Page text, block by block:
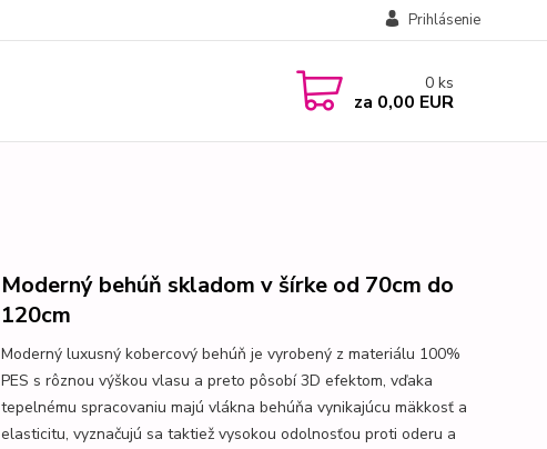
Prihlásenie
0 ks
za 0,00 EUR
Moderný behúň skladom v šírke od 70cm do
120cm
Moderný luxusný kobercový behúň je vyrobený z materiálu 100%
PES s rôznou výškou vlasu a preto pôsobí 3D efektom, vďaka
tepelnému spracovaniu majú vlákna behúňa vynikajúcu mäkkosť a
elasticitu, vyznačujú sa taktiež vysokou odolnosťou proti oderu a